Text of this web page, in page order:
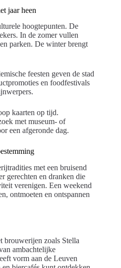
jaar heen
hoogtepunten. De
In de zomer vullen
parken. De winter brengt
feesten geven de stad
en foodfestivals
kaarten op tijd.
met museum- of
een afgeronde dag.
met een bruisend
gerechten en dranken die
verenigen. Een weekend
ontmoeten en ontspannen
brouwerijen zoals Stella
ambachtelijke
vorm aan de Leuven